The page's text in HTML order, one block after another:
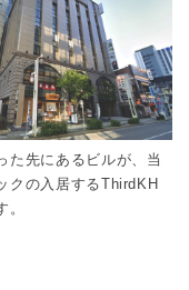
た先にあるビルが、当
クの入居するThirdKH
。